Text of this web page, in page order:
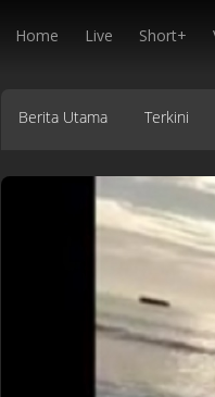
Home Live Short+
Berita Utama Terkini